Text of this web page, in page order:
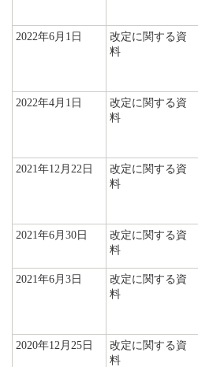
2022年6月1日
改定に関する資
料
2022年4月1日
改定に関する資
料
2021年12月22日
改定に関する資
料
2021年6月30日
改定に関する資
料
2021年6月3日
改定に関する資
料
2020年12月25日
改定に関する資
料